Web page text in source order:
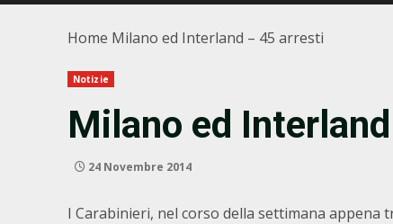
Home Milano ed Interland – 45 arresti
Notizie
Milano ed
24 Novembre 2014
I Carabinieri, nel corso della settimana appena